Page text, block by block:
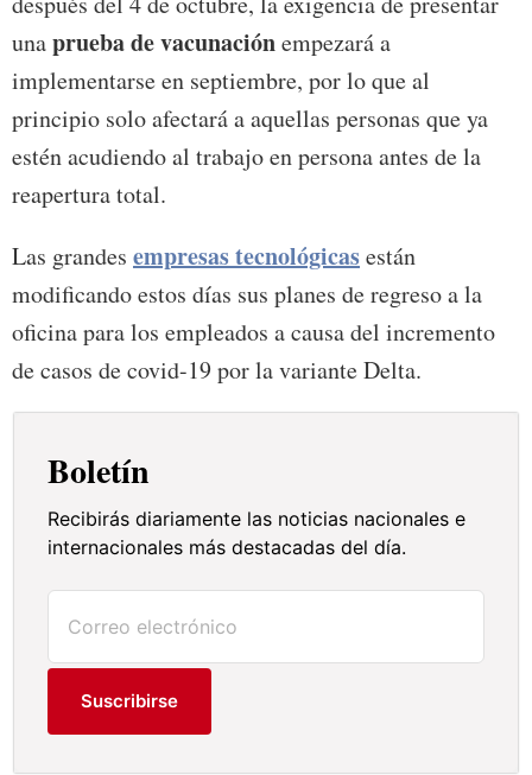
unaprueba de vacunaciónempezará a
implementarse en septiembre, por lo que al
principio solo afectará a aquellas personas que ya
estén acudiendo al trabajo en persona antes de la
reapertura total.
Las grandes empresas tecnológicasestán
modificando estos días sus planes de regreso a la
oficina para los empleados a causa del incremento
de casos de covid-19 por la variante Delta.
Boletín
Recibirás diariamente las noticias nacionales e
internacionales más destacadas del día.
Suscribirse